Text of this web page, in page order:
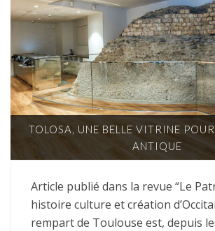
TOLOSA, UNE BELLE VITRINE
ANTIQUE
Article publié dans la revue “Le
histoire culture et création
rempart de Toulouse est, depuis